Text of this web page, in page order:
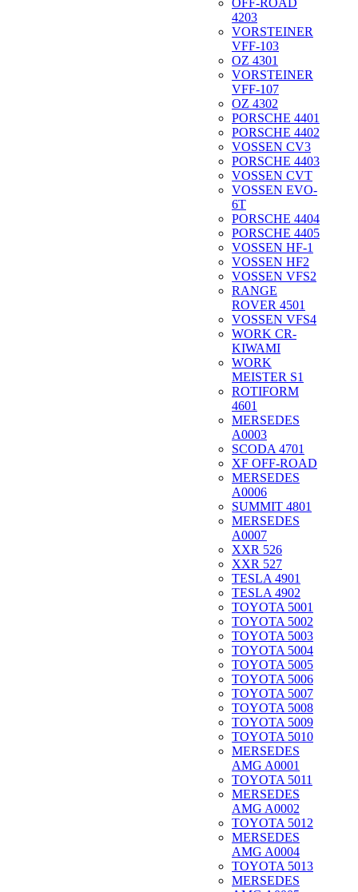
OFF-ROAD
4203
VORSTEINER
VFF-103
OZ 4301
VORSTEINER
VFF-107
OZ 4302
PORSCHE 4401
PORSCHE 4402
VOSSEN CV3
PORSCHE 4403
VOSSEN CVT
VOSSEN EVO-
6T
PORSCHE 4404
PORSCHE 4405
VOSSEN HF-1
VOSSEN HF2
VOSSEN VFS2
RANGE
ROVER 4501
VOSSEN VFS4
WORK CR-
KIWAMI
WORK
MEISTER S1
ROTIFORM
4601
MERSEDES
A0003
SCODA 4701
XF OFF-ROAD
MERSEDES
A0006
SUMMIT 4801
MERSEDES
A0007
XXR 526
XXR 527
TESLA 4901
TESLA 4902
TOYOTA 5001
TOYOTA 5002
TOYOTA 5003
TOYOTA 5004
TOYOTA 5005
TOYOTA 5006
TOYOTA 5007
TOYOTA 5008
TOYOTA 5009
TOYOTA 5010
MERSEDES
AMG A0001
TOYOTA 5011
MERSEDES
AMG A0002
TOYOTA 5012
MERSEDES
AMG A0004
TOYOTA 5013
MERSEDES